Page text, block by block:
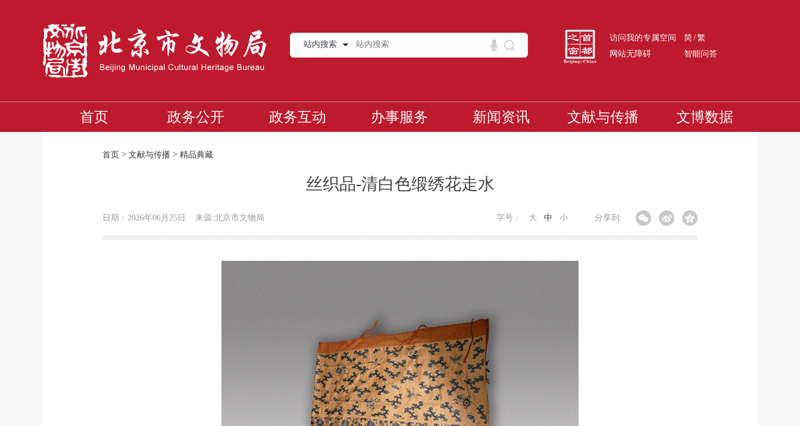
站内搜索
访问我的专属空间 简/繁
网站无障碍
智能问答
首页 政务公开 政务互动 办事服务 新闻资讯 文献与传播 文博数据
首页 > 文献与传播 > 精品典藏
丝织品-清白色缎绣花走水
日期：2026年06月25日 来源:北京市文物局 分享到:
字号： 大 中 小